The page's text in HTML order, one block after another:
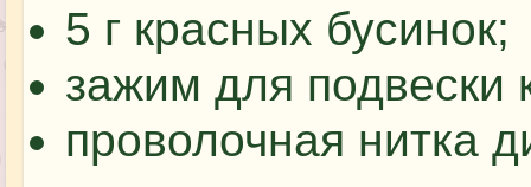
5 г красных бусинок;
зажим для подвески
проволочная нитка